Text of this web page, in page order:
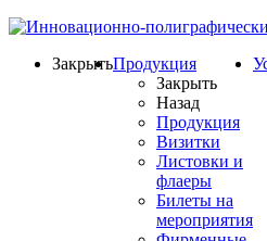
ЗакрытьПродукция
Закрыть
Назад
Продукция
Визитки
Листовки и
флаеры
Билеты на
мероприятия